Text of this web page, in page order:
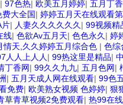
| 97色热| 欧美五月婷婷| 五月丁
大全国| 婷婷五月天在线观看
片| 人妻久久久久久久 | 99视频精
线| 色欲Av五月天| 色色永久 | 婷
天,久久婷婷五月综合色 | 色综
人人上人人 | 99热这里是精品|
丁香网| 99久久九九| 五月色网|
| 五月天成人网在线观看| 99色
免费| 欧美熟女视频 色婷婷| 狠
草青草视频2免费观看| 热99在线